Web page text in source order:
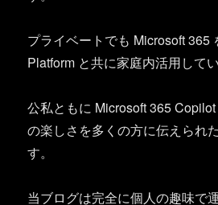
プライベートでも Microsoft 365
Platform と共に家庭内活用してい
公私ともに Microsoft 365
の楽しさを多くの方に伝えられ
す。
当ブログは完全に個人の趣味で